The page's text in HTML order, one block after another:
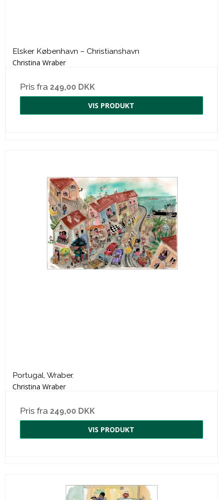
Elsker København – Christianshavn
Christina Wraber
Pris fra 249,00 DKK
VIS PRODUKT
Portugal, Wraber.
Christina Wraber
Pris fra 249,00 DKK
VIS PRODUKT